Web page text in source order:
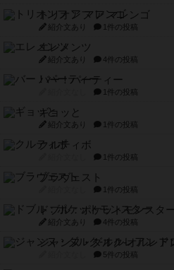
トリオンフ ア マレンゴ
紹介文あり 1件の投稿
エレメンツ
紹介文あり 4件の投稿
バー！パーティー
1件の投稿
ギョッと
紹介文あり 1件の投稿
クルティボ
1件の投稿
ブラヴェスト
1件の投稿
ドブル：ポケットモンスター
紹介文あり 4件の投稿
ジャンヌ・ダルク-オルレア
5件の投稿